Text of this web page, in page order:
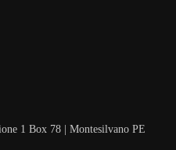
1 Box 78 | Montesilvano PE